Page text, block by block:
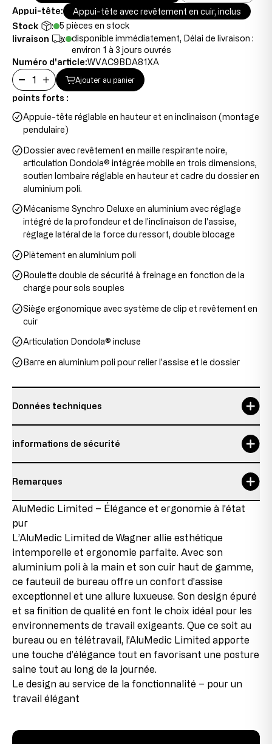
Appui-tête:
Appui-tête avec revêtement en cuir, inclus
Stock
:
5 pièces en stock
livraison
:
disponible immédiatement, Délai de livraison :
environ 1 à 3 jours ouvrés
Numéro d'article:WVAC9BDA81XA
Ajouter au panier
points forts :
Appuie-tête réglable en hauteur et en inclinaison (montage
pendulaire)
Dossier avec revêtement en maille respirante noire,
articulation Dondola® intégrée mobile en trois dimensions,
soutien lombaire réglable en hauteur et cadre du dossier en
aluminium poli.
Mécanisme Synchro Deluxe en aluminium avec réglage
intégré de la profondeur et de l'inclinaison de l'assise,
réglage latéral de la force du ressort, double blocage
Piètement en aluminium poli
Roulette double de sécurité à freinage en fonction de la
charge pour sols souples
Siège ergonomique avec système de clip et revêtement en
cuir
Articulation Dondola® incluse
Barre en aluminium poli pour relier l'assise et le dossier
Données techniques
Hauteur de l'appuie-tête
hauteur du dossier 58 cm
hauteur du siège 43-52 cm
hauteur totale 121-135 cm
largeur du siège 48 cm
Poids maximal de l'utilisateur 110 kg
Taille maximale de l'utilisateur 1,92 m
informations de sécurité
Personne responsable:
Augsburger Str. 29
86863 Langenneufnach
GERMANY
courriel: info@topstar.de
Téléphone: 08239/789-0
Ce modèle porte le label GS d’Intertek à Fürth et répond
à toutes les exigences en matière de sécurité.
Remarques
Détails sur l’état de l’article
Produit neuf avec pièces en fin de série
Ce produit est neuf, mais contient des pièces
provenant de stocks restants qui ne sont plus
reproduites en raison de changements dans la gamme
ou de changements de fournisseurs. Ces pièces en fin
de série sont intégrées dans les produits, ce qui nous
permet de proposer le produit à des conditions
2e choix
Cet article a déjà été utilisé comme modèle
d’exposition. Il peut présenter de légères traces de
montage au niveau des raccords, mais celles-ci sont à
peine visibles une fois le produit assemblé et
AluMedic Limited – Élégance et ergonomie à l’état
pur
L’AluMedic Limited de Wagner allie esthétique
intemporelle et ergonomie parfaite. Avec son
aluminium poli à la main et son cuir haut de gamme,
ce fauteuil de bureau offre un confort d’assise
exceptionnel et une allure luxueuse. Son design épuré
et sa finition de qualité en font le choix idéal pour les
environnements de travail exigeants. Que ce soit au
bureau ou en télétravail, l’AluMedic Limited apporte
une touche d’élégance tout en favorisant une posture
saine tout au long de la journée.
Le design au service de la fonctionnalité – pour un
travail élégant